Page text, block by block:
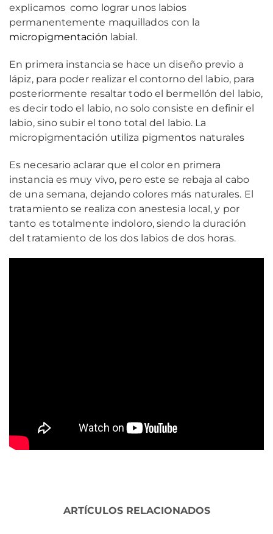
explicamos como lograr unos labios
permanentemente maquillados con la
micropigmentación labial.
En primera instancia se hace un diseño previo a
lápiz, para poder realizar el contorno del labio, para
posteriormente resaltar todo el bermellón del labio,
es decir todo el labio, no solo consiste en definir el
labio, sino subir el tono total del labio. La
micropigmentación utiliza pigmentos naturales
Es necesario aclarar que el color en primera
instancia es muy vivo, pero este se rebaja al cabo
de una semana, dejando colores más naturales. El
tratamiento se realiza con anestesia local, y por
tanto es totalmente indoloro, siendo la duración
del tratamiento de los dos labios de dos horas.j
ARTÍCULOS RELACIONADOS